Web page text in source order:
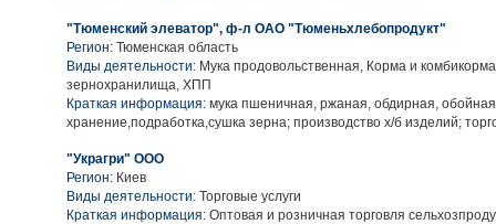
"Тюменский элеватор", ф-л ОАО "Тюменьхлебопродукт"
Регион: Тюменская область
Виды деятельности: Мука продовольственная, Корма и
зернохранилища, ХПП
Краткая информация: мука пшеничная, ржаная, обдирная,
хранение,подработка,сушка зерна; производство х/б изделий;
"Украгри" ООО
Регион: Киев
Виды деятельности: Торговые услуги
Краткая информация: Оптовая и розничная торговля